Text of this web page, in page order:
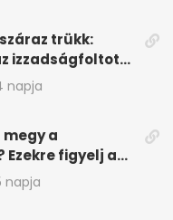
trükk:
izzadságfoltot
a matracról
napja
megy a
Ezekre figyelj a
napja